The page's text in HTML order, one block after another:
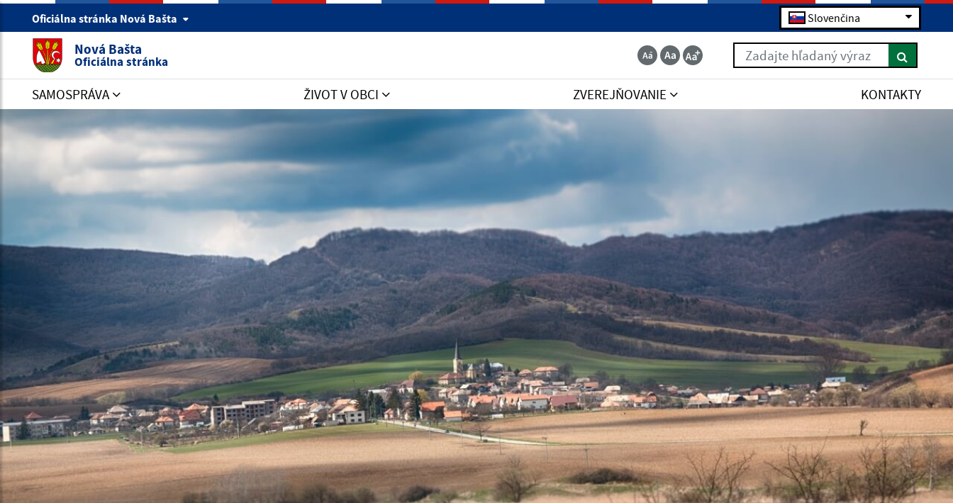
Oficiálna stránka Nová Bašta Slovenčina
Nová Bašta
Oficiálna stránka
Zadajte hľadaný výraz
SAMOSPRÁVA ŽIVOT V OBCI ZVEREJŇOVANIE KONTAKTY